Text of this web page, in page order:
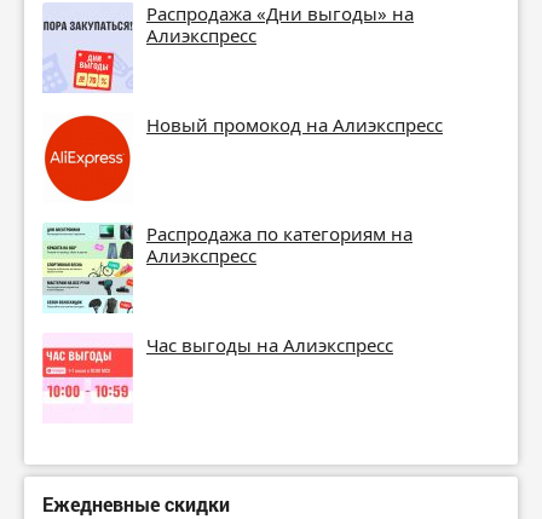
Распродажа «Дни выгоды» на
Алиэкспресс
Новый промокод на Алиэкспресс
Распродажа по категориям на
Алиэкспресс
Час выгоды на Алиэкспресс
Ежедневные скидки